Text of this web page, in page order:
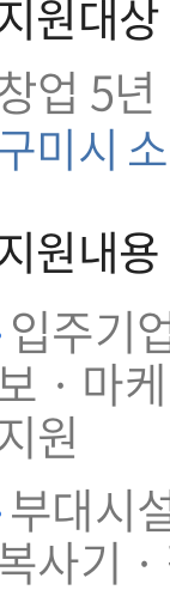
원대상
업 5
미시
원내용
입주기
· 마
원
부대시
사기